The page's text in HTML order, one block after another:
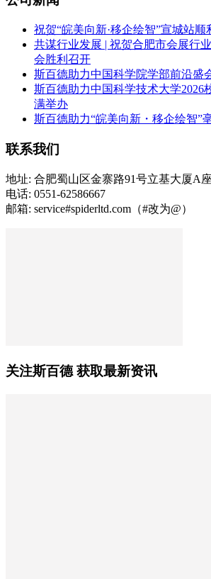
祝贺“皖美向新·移企绘智”宣城站顺
共谋行业发展 | 祝贺合肥市会展行
会胜利召开
斯百德助力中国科学院学部前沿盛
斯百德助力中国科学技术大学2026
满举办
斯百德助力“皖美向新・移企绘智”
联系我们
地址: 合肥蜀山区金寨路91号立基大厦A
电话: 0551-62586667
邮箱: service#spiderltd.com（#改为@）
关注斯百德 获取最新资讯